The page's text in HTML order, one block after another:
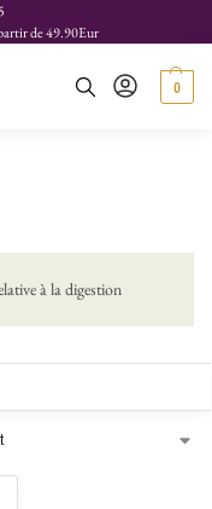
de 49.90Eur
0
à la digestion